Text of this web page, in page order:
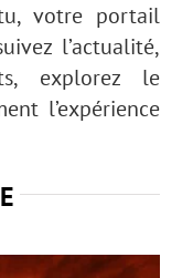
votre portail
l’actualité,
explorez le
l’expérience